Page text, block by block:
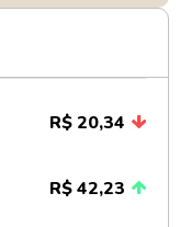
R$ 20,34
R$ 42,23